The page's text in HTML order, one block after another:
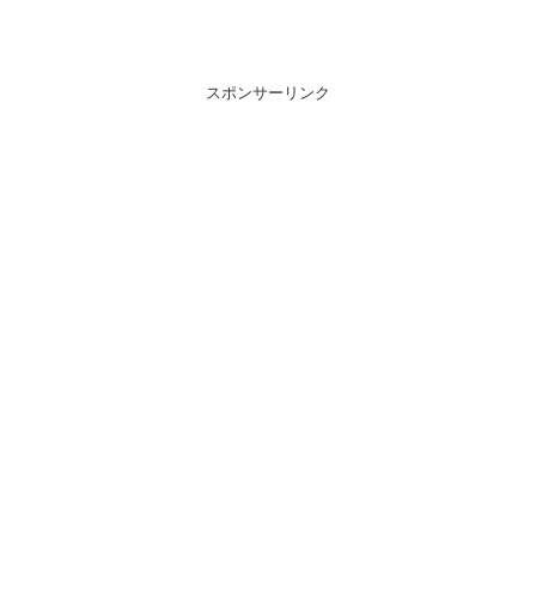
スポンサーリンク